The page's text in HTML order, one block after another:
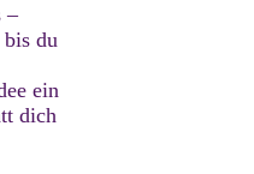
–
du
ein
dich